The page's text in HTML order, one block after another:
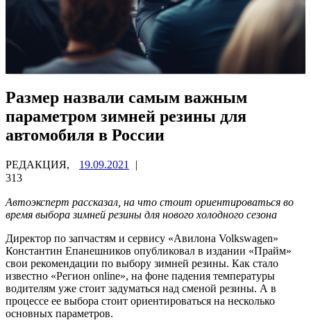
Размер назвали самым важным
параметром зимней резины для
автомобиля в России
РЕДАКЦИЯ, 19.09.2021
|
313
Автоэксперт рассказал, на что стоит ориентироваться во
время выбора зимней резины для нового холодного сезона
Директор по запчастям и сервису «Авилона Volkswagen»
Константин Епанешников опубликовал в издании «Прайм»
свои рекомендации по выбору зимней резины. Как стало
известно «Регион online», на фоне падения температуры
водителям уже стоит задуматься над сменой резины. А в
процессе ее выбора стоит ориентироваться на несколько
основных параметров.